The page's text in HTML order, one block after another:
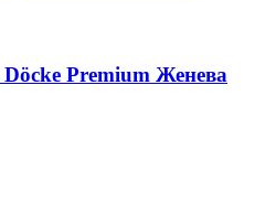
Premium Женева